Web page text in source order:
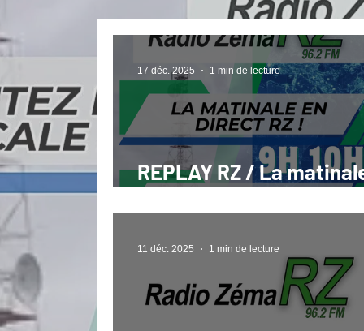
REPLAY RZ / La
17 déc. 2025 1 min de lecture
11 déc. 2025 1 min de lecture